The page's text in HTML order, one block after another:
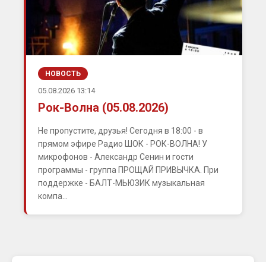
НОВОСТЬ
05.08.2026 13:14
Рок-Волна (05.08.2026)
Не пропустите, друзья! Сегодня в 18:00 - в
прямом эфире Радио ШОК - РОК-ВОЛНА! У
микрофонов - Александр Сенин и гости
программы - группа ПРОЩАЙ ПРИВЫЧКА. При
поддержке - БАЛТ-МЬЮЗИК музыкальная
компа...